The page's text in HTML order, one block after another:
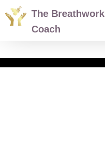
The Breathwork
Coach